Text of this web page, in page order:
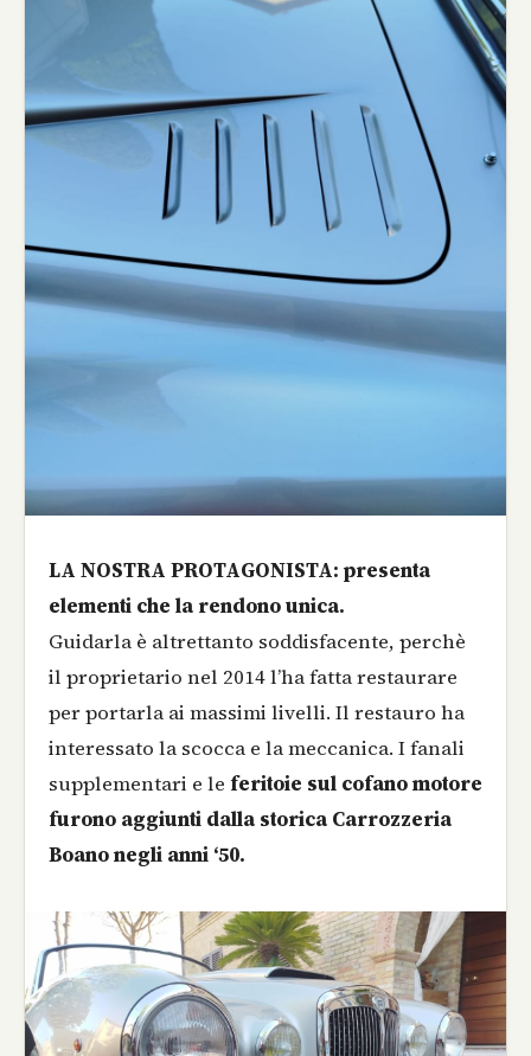
LA NOSTRA PROTAGONISTA: presenta
elementi che la rendono unica.
Guidarla è altrettanto soddisfacente, perchè
il proprietario nel 2014 l’ha fatta restaurare
per portarla ai massimi livelli. Il restauro ha
interessato la scocca e la meccanica. I fanali
supplementari e le feritoie sul cofano motore
furono aggiunti dalla storica Carrozzeria
Boano negli anni ‘50.